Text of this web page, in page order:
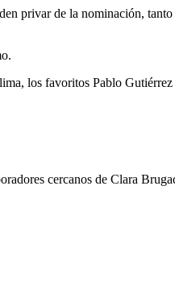
privar de la nominación,
los favoritos Pablo
cercanos de Clara